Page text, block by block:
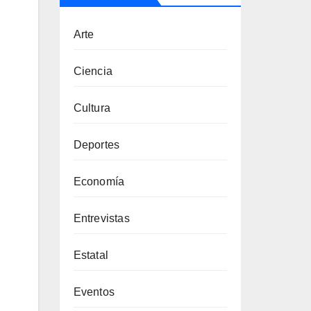
Arte
Ciencia
Cultura
Deportes
Economía
Entrevistas
Estatal
Eventos